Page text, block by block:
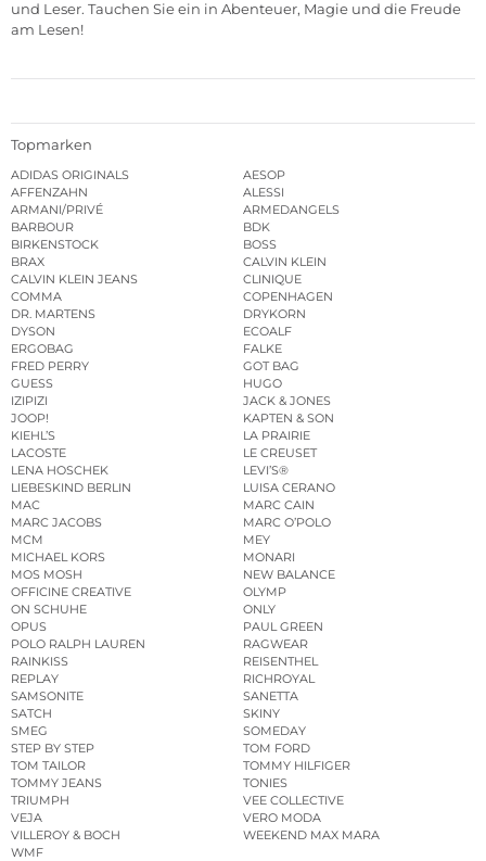
und Leser. Tauchen Sie ein in Abenteuer, Magie und die Freude
am Lesen!
Topmarken
ADIDAS ORIGINALS
AESOP
AFFENZAHN
ALESSI
ARMANI/PRIVÉ
ARMEDANGELS
BARBOUR
BDK
BIRKENSTOCK
BOSS
BRAX
CALVIN KLEIN
CALVIN KLEIN JEANS
CLINIQUE
COMMA
COPENHAGEN
DR. MARTENS
DRYKORN
DYSON
ECOALF
ERGOBAG
FALKE
FRED PERRY
GOT BAG
GUESS
HUGO
IZIPIZI
JACK & JONES
JOOP!
KAPTEN & SON
KIEHL’S
LA PRAIRIE
LACOSTE
LE CREUSET
LENA HOSCHEK
LEVI’S®
LIEBESKIND BERLIN
LUISA CERANO
MAC
MARC CAIN
MARC JACOBS
MARC O’POLO
MCM
MEY
MICHAEL KORS
MONARI
MOS MOSH
NEW BALANCE
OFFICINE CREATIVE
OLYMP
ON SCHUHE
ONLY
OPUS
PAUL GREEN
POLO RALPH LAUREN
RAGWEAR
RAINKISS
REISENTHEL
REPLAY
RICHROYAL
SAMSONITE
SANETTA
SATCH
SKINY
SMEG
SOMEDAY
STEP BY STEP
TOM FORD
TOM TAILOR
TOMMY HILFIGER
TOMMY JEANS
TONIES
TRIUMPH
VEE COLLECTIVE
VEJA
VERO MODA
VILLEROY & BOCH
WEEKEND MAX MARA
WMF